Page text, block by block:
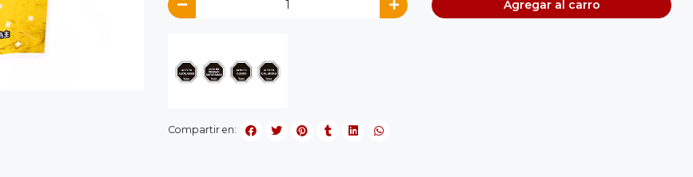
Agregar al carro
Compartir en: